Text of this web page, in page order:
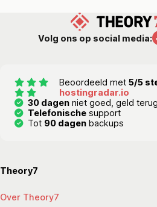
Volg ons op social media:
Beoordeeld met 5/5
hostingradar.io
30 dagen niet goed, geld terug
Telefonische support
Tot 90 dagen backups
Theory7
Over Theory7